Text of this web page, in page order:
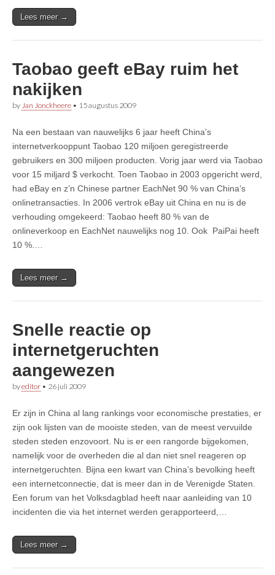
Lees meer →
Taobao geeft eBay ruim het
nakijken
by Jan Jonckheere • 15 augustus 2009
Na een bestaan van nauwelijks 6 jaar heeft China’s
internetverkooppunt Taobao 120 miljoen geregistreerde
gebruikers en 300 miljoen producten. Vorig jaar werd via Taobao
voor 15 miljard $ verkocht. Toen Taobao in 2003 opgericht werd,
had eBay en z’n Chinese partner EachNet 90 % van China’s
onlinetransacties. In 2006 vertrok eBay uit China en nu is de
verhouding omgekeerd: Taobao heeft 80 % van de
onlineverkoop en EachNet nauwelijks nog 10. Ook PaiPai heeft
10 %.…
Lees meer →
Snelle reactie op
internetgeruchten
aangewezen
byeditor • 26 juli 2009
Er zijn in China al lang rankings voor economische prestaties, er
zijn ook lijsten van de mooiste steden, van de meest vervuilde
steden steden enzovoort. Nu is er een rangorde bijgekomen,
namelijk voor de overheden die al dan niet snel reageren op
internetgeruchten. Bijna een kwart van China’s bevolking heeft
een internetconnectie, dat is meer dan in de Verenigde Staten.
Een forum van het Volksdagblad heeft naar aanleiding van 10
incidenten die via het internet werden gerapporteerd,…
Lees meer →